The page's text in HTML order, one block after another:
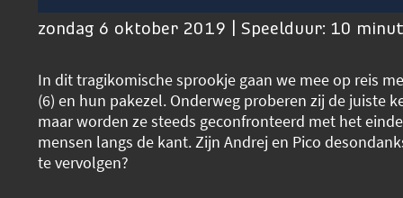
zondag 6 oktober 2019 | Speelduur: 10
In dit tragikomische sprookje gaan we mee op reis
(6) en hun pakezel. Onderweg proberen zij de juiste
maar worden ze steeds geconfronteerd met het
mensen langs de kant. Zijn Andrej en Pico
te vervolgen?